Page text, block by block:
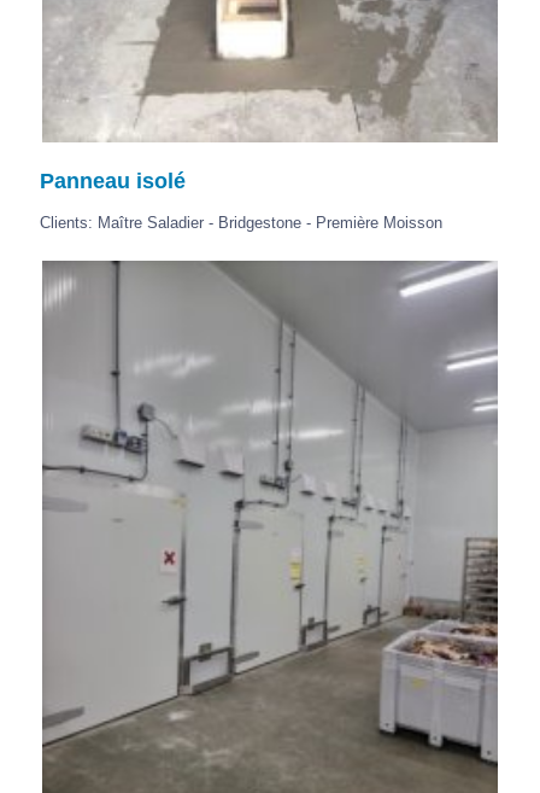
Panneau isolé
Clients: Maître Saladier - Bridgestone - Première Moisson